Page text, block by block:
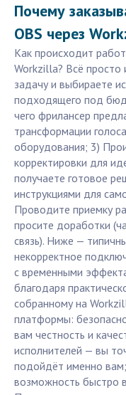
Почему
OBS через
Как происходит
Workzilla? Всё просто
задачу и выбираете
подходящего под
чего фрилансер
трансформации
оборудования; 3)
корректировки для
получаете готовое
инструкциями для
Проводите приемку
просите доработки
связь). Ниже —
некорректное
с временными
благодаря
собранному на
платформы:
вам честность и
исполнителей — вы
подойдёт именно
возможность быстро